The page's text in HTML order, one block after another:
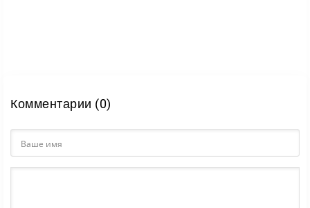
Комментарии (0)